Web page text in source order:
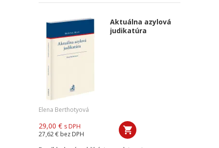
Aktuálna azylová
judikatúra
Elena Berthotyová
29,00 € s DPH
27,62 € bez DPH